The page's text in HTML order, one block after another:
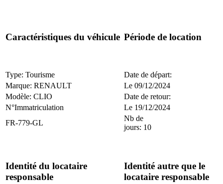
Caractéristiques du véhicule Période de location
Type: Tourisme
Date de départ:
Marque: RENAULT
Le 09/12/2024
Modèle: CLIO
Date de retour:
N°Immatriculation
Le 19/12/2024
FR-779-GL
Nb de
jours: 10
Identité du locataire
responsable
Identité autre que le
locataire responsable